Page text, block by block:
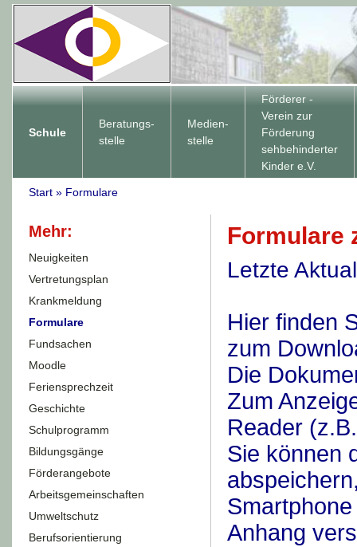
Schule
Beratungs-
stelle
Medien-
stelle
Förderer -
Verein zur
Förderung
sehbehinderter
Kinder e.V.
Start» Formulare
Mehr:
Neuigkeiten
Vertretungsplan
Krankmeldung
Formulare
Fundsachen
Moodle
Feriensprechzeit
Geschichte
Schulprogramm
Bildungsgänge
Förderangebote
Arbeitsgemeinschaften
Umweltschutz
Berufsorientierung
Formulare
Letzte
Hier finden
zum
Die
Zum
Reader
Sie können
Anhang